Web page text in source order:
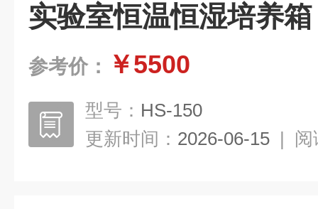
实验室恒温恒湿培养箱
参考价： ￥5500
型号： HS-150
更新时间： 2026-06-15 | 阅